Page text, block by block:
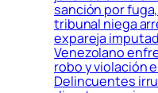
sanción por
tribunal niega
expareja
Venezolano
robo y violación
Delincuentes